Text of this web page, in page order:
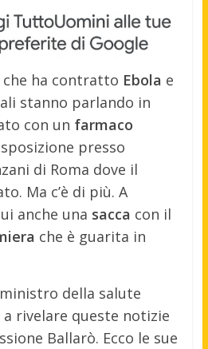
che ha contratto Ebola e
stanno parlando in
con un farmaco
presso
di Roma dove il
Ma c’è di più. A
anche una sacca con il
che è guarita in
della salute
rivelare queste notizie
Ballarò. Ecco le sue